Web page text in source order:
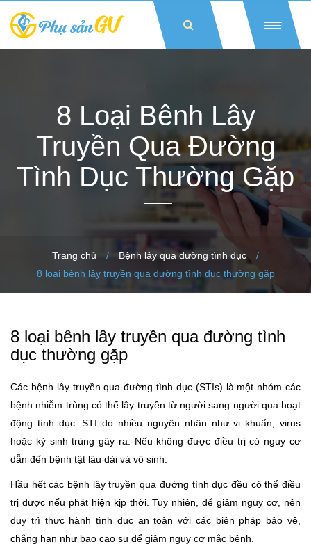
8 Loại Bênh Lây
Truyền Qua Đường
Tình Dục Thường Gặp
Trang chủ / Bệnh lây qua đường tình dục
/
8 loại bênh lây truyền qua đường tình dục thường gặp
8 loại bênh lây truyền qua đường tình
dục thường gặp
Các bệnh lây truyền qua đường tình dục (STIs) là một nhóm các
bệnh nhiễm trùng có thể lây truyền từ người sang người qua hoạt
động tình dục. STI do nhiều nguyên nhân như vi khuẩn, virus
hoặc ký sinh trùng gây ra. Nếu không được điều trị có nguy cơ
dẫn đến bệnh tật lâu dài và vô sinh.
Hầu hết các bệnh lây truyền qua đường tình dục đều có thể điều
trị được nếu phát hiện kịp thời. Tuy nhiên, để giảm nguy cơ, nên
duy trì thực hành tình dục an toàn với các biện pháp bảo vệ,
chẳng hạn như bao cao su để giảm nguy cơ mắc bệnh.